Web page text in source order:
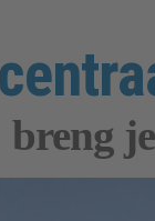
breng